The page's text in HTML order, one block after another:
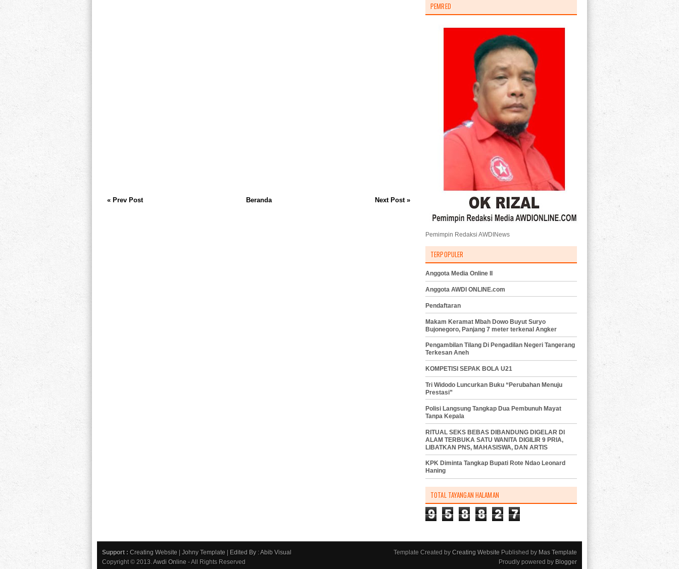
« Prev Post Next Post »
Beranda
PEMRED
Pemimpin Redaksi AWDINews
TERPOPULER
Anggota Media Online II
Anggota AWDI ONLINE.com
Pendaftaran
Makam Keramat Mbah Dowo Buyut Suryo
Bujonegoro, Panjang 7 meter terkenal Angker
Pengambilan Tilang Di Pengadilan Negeri Tangerang
Terkesan Aneh
KOMPETISI SEPAK BOLA U21
Tri Widodo Luncurkan Buku “Perubahan Menuju
Prestasi”
Polisi Langsung Tangkap Dua Pembunuh Mayat
Tanpa Kepala
RITUAL SEKS BEBAS DIBANDUNG DIGELAR DI
ALAM TERBUKA SATU WANITA DIGILIR 9 PRIA,
LIBATKAN PNS, MAHASISWA, DAN ARTIS
KPK Diminta Tangkap Bupati Rote Ndao Leonard
Haning
TOTAL TAYANGAN HALAMAN
9 5 8 8 2 7
Support : Creating Website | Johny Template | Edited By : Abib Visual
Copyright © 2013. Awdi Online - All Rights Reserved
Template Created by Creating Website Published by Mas Template
Proudly powered by Blogger